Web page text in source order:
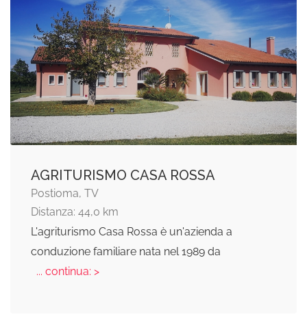
AGRITURISMO CASA ROSSA
Postioma, TV
Distanza: 44,0 km
L'agriturismo Casa Rossa è un'azienda a
conduzione familiare nata nel 1989 da
... continua: >